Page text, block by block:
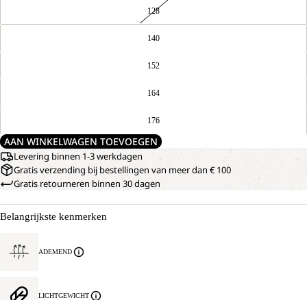
128
140
152
164
176
AAN WINKELWAGEN TOEVOEGEN
Levering binnen 1-3 werkdagen
Gratis verzending bij bestellingen van meer dan € 100
Gratis retourneren binnen 30 dagen
Belangrijkste kenmerken
ADEMEND
LICHTGEWICHT